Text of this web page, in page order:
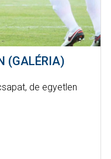
(GALÉRIA)
de egyetlen